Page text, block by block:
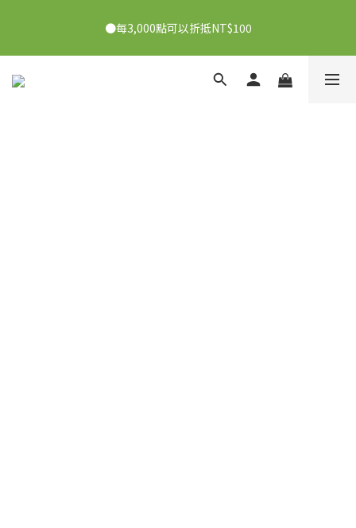
👉點我了解
●每3,000點可以折抵NT$100
●7/2-7/30下單美膚娜娜&曦之麗，滿1,000元抽PDRN精華組！